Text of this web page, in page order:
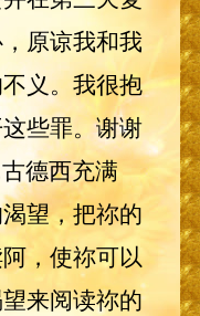
原谅我和我
义。我很抱
些罪。谢谢
德西充满
望，把祢的
，使祢可以
来阅读祢的